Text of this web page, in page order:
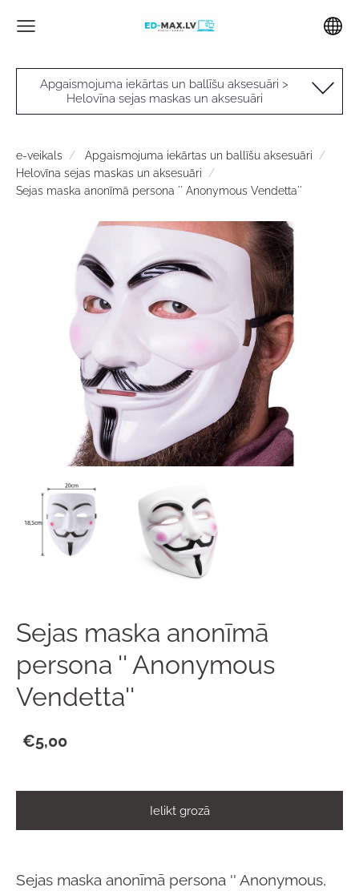
Apgaismojuma iekārtas un ballīšu aksesuāri >
Helovīna sejas maskas un aksesuāri
e-veikals
Apgaismojuma iekārtas un ballīšu aksesuāri
Helovīna sejas maskas un aksesuāri
Sejas maska anonīmā persona '' Anonymous Vendetta''
Sejas maska anonīmā
persona '' Anonymous
Vendetta''
€5,00
Ielikt grozā
Sejas maska anonīmā persona '' Anonymous,